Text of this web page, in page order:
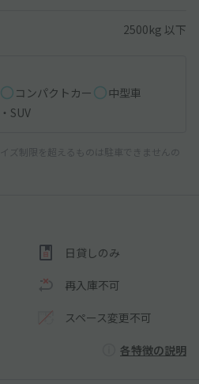
2500kg 以下
コンパクトカー
中型車
SUV
ズ制限を超えるものは駐車できませんの
日貸しのみ
再入庫不可
スペース変更不可
各特徴の説明